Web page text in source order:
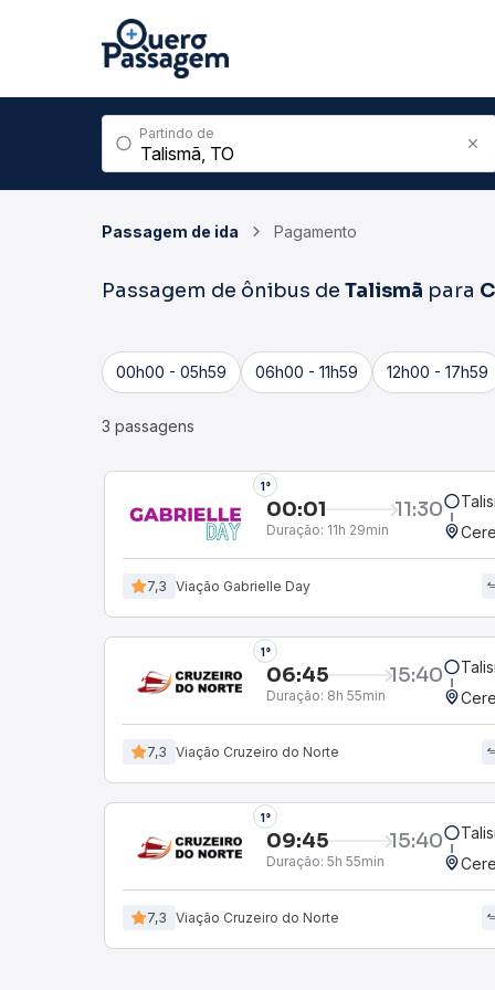
Partindo de
Passagem de ida Pagamento
Passagem de ônibus de Talismã para
00h00 - 05h59 06h00 - 11h59 12h00 - 17h59
3 passagens
1°
00:01 11:30
Duração: 11h 29min
7,3 Viação Gabrielle Day
1°
06:45 15:40
Duração: 8h 55min
7,3 Viação Cruzeiro do Norte
1°
09:45 15:40
Duração: 5h 55min
7,3 Viação Cruzeiro do Norte